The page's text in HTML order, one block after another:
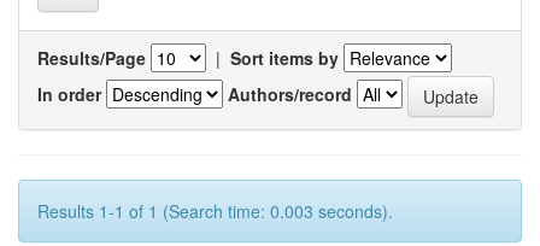
Results/Page | Sort items by
In order
Authors/record
Results 1-1 of 1 (Search time: 0.003 seconds).